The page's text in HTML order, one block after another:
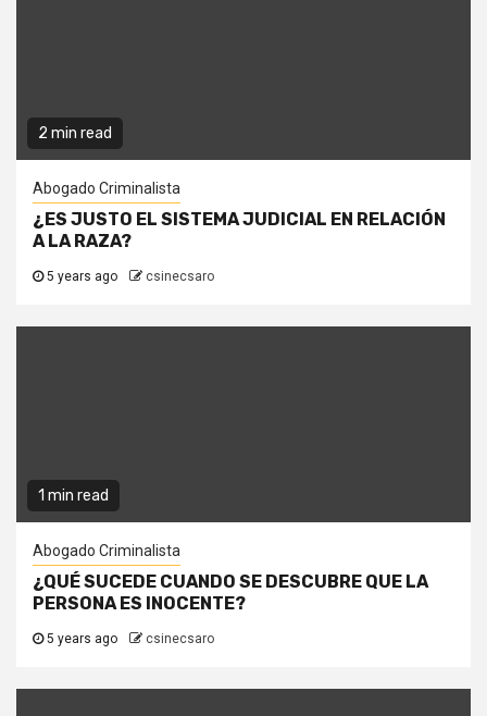
2 min read
Abogado Criminalista
¿ES JUSTO EL SISTEMA JUDICIAL EN RELACIÓN
A LA RAZA?
5 years ago csinecsaro
1 min read
Abogado Criminalista
¿QUÉ SUCEDE CUANDO SE DESCUBRE QUE LA
PERSONA ES INOCENTE?
5 years ago csinecsaro